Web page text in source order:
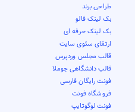
طراحی برند
بک لینک فالو
بک لینک حرفه ای
ارتقای سئوی سایت
قالب مجلس وردپرس
قالب دانشگاهی جوملا
فونت رایگان فارسی
فروشگاه فونت
فونت لوگوتایپ